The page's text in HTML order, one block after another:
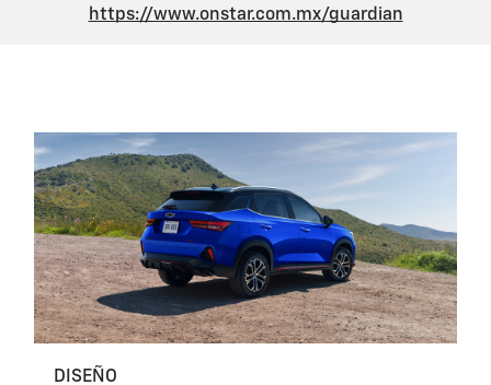
https://www.onstar.com.mx/guardian
DISEÑO